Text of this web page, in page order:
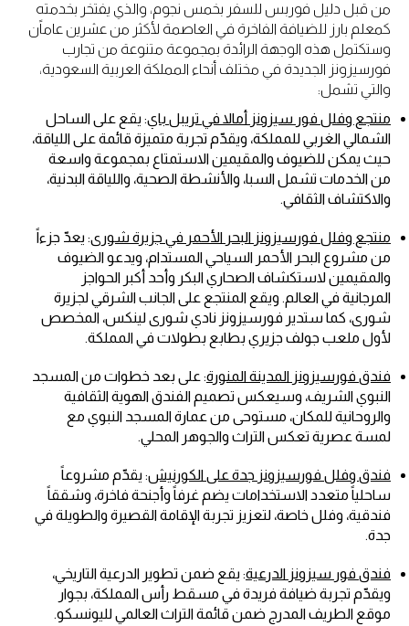
من قبل دليل فوربس للسفر بخمس نجوم، والذي يفتخر بخدمته
كمعلم بارز للضيافة الفاخرة في العاصمة لأكثر من عشرين عاماًن
وستكتمل هذه الوجهة الرائدة بمجموعة متنوعة من تجارب
فورسيزونز الجديدة في مختلف أنحاء المملكة العربية السعودية،
والتي تشمل:
منتجع وفلل فور سيزونز أمالا في تريبل باي: يقع على الساحل
الشمالي الغربي للمملكة، ويقدّم تجربة متميزة قائمة على اللياقة،
حيث يمكن للضيوف والمقيمين الاستمتاع بمجموعة واسعة
من الخدمات تشمل السبا، والأنشطة الصحية، واللياقة البدنية،
والاكتشاف الثقافي.
منتجع وفلل فورسيزونز البحر الأحمر في جزيرة شورى: يعدّ جزءاً
من مشروع البحر الأحمر السياحي المستدام، ويدعو الضيوف
والمقيمين لاستكشاف الصحاري البكر وأحد أكبر الحواجز
المرجانية في العالم. ويقع المنتجع على الجانب الشرقي لجزيرة
شورى، كما ستدير فورسيزونز نادي شورى لينكس، المخصص
لأول ملعب جولف جزيري بطابع بطولات في المملكة.
فندق فورسيزونز المدينة المنورة: على بعد خطوات من المسجد
النبوي الشريف، وسيعكس تصميم الفندق الهوية الثقافية
والروحانية للمكان، مستوحى من عمارة المسجد النبوي مع
لمسة عصرية تعكس التراث والجوهر المحلي.
فندق وفلل فورسيزونز جدة على الكورنيش: يقدّم مشروعاً
ساحلياً متعدد الاستخدامات يضم غرفاً وأجنحة فاخرة، وشققاً
فندقية، وفلل خاصة، لتعزيز تجربة الإقامة القصيرة والطويلة في
جدة.
فندق فور سيزونز الدرعية: يقع ضمن تطوير الدرعية التاريخي،
ويقدّم تجربة ضيافة فريدة في مسقط رأس المملكة، بجوار
موقع الطريف المدرج ضمن قائمة التراث العالمي لليونسكو.